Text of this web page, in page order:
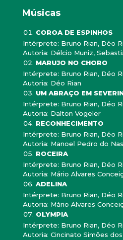
Músicas
COROA DE ESPINHOS
Intérprete: Bruno Rian, Déo
Autoria: Délcio Muniz,
MARUJO NO CHORO
Intérprete: Bruno Rian, Déo
Autoria: Déo Rian
UM ABRAÇO EM
Intérprete: Bruno Rian, Déo
Autoria: Dalton Vogeler
RECONHECIMENTO
Intérprete: Bruno Rian, Déo
Autoria: Manoel Pedro do
ROCEIRA
Intérprete: Bruno Rian, Déo
Autoria: Mário Alvares
ADELINA
Intérprete: Bruno Rian, Déo
Autoria: Mário Alvares
OLYMPIA
Intérprete: Bruno Rian, Déo
Autoria: Cincinato Simões